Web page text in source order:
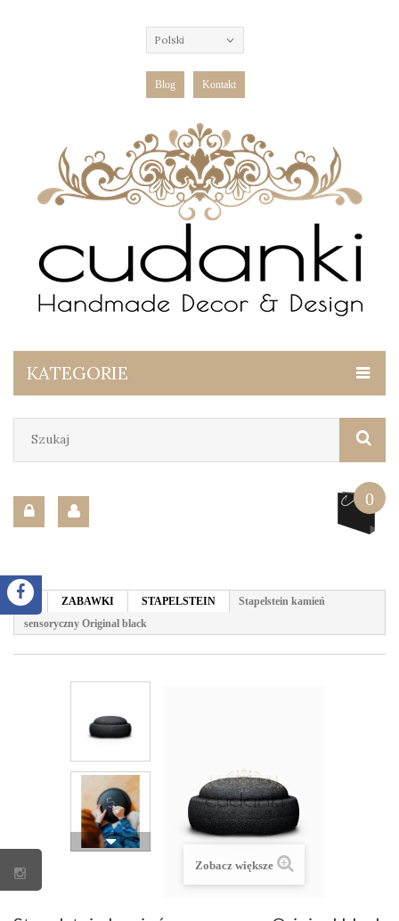
Polski
Blog Kontakt
KATEGORIE
0
ZABAWKI STAPELSTEIN
Stapelstein kamień
sensoryczny Original black
Zobacz większe